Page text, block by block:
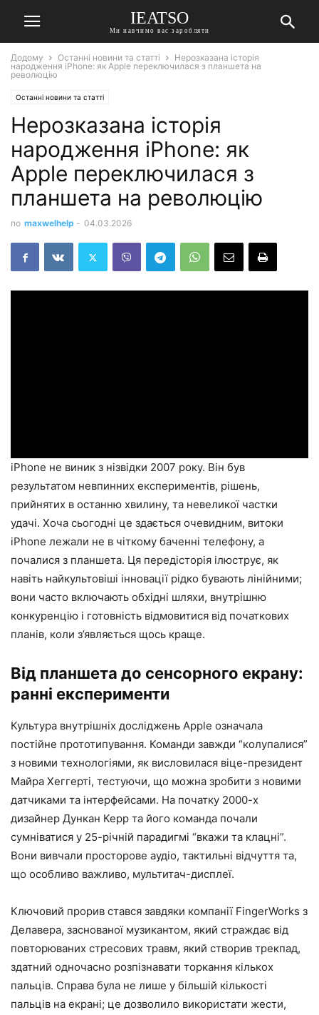
IEATSO
Ми навчимо вас заробляти
Додому Останні новини та статті
Нерозказана історія
народження iPhone: як Apple переключилася з планшета на
революцію
Останні новини та статті
Нерозказана історія
народження iPhone: як
Apple переключилася з
планшета на революцію
по maxwelhelp - 04.03.2026
iPhone не виник з нізвідки 2007 року. Він був
результатом невпинних експериментів, рішень,
прийнятих в останню хвилину, та невеликої частки
удачі. Хоча сьогодні це здається очевидним, витоки
iPhone лежали не в чіткому баченні телефону, а
почалися з планшета. Ця передісторія ілюструє, як
навіть найкультовіші інновації рідко бувають лінійними;
вони часто включають обхідні шляхи, внутрішню
конкуренцію і готовність відмовитися від початкових
планів, коли з’являється щось краще.
Від планшета до сенсорного екрану:
ранні експерименти
Культура внутрішніх досліджень Apple означала
постійне прототипування. Команди завжди “колупалися”
з новими технологіями, як висловилася віце-президент
Майра Хеггерті, тестуючи, що можна зробити з новими
датчиками та інтерфейсами. На початку 2000-х
дизайнер Дункан Керр та його команда почали
сумніватися у 25-річній парадигмі “вкажи та клацні”.
Вони вивчали просторове аудіо, тактильні відчуття та,
що особливо важливо, мультитач-дисплеї.
Ключовий прорив стався завдяки компанії FingerWorks з
Делавера, заснованої музикантом, який страждає від
повторюваних стресових травм, який створив трекпад,
здатний одночасно розпізнавати торкання кількох
пальців. Справа була не лише у більшій кількості
пальців на екрані; це дозволило використати жести,